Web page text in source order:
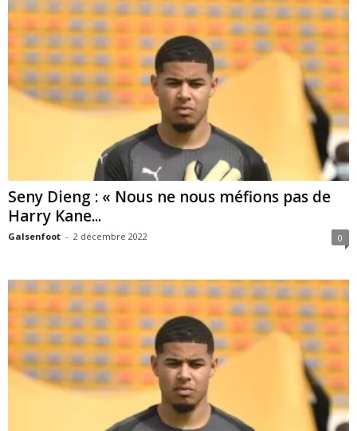
Seny Dieng : « Nous ne nous méfions pas de
Harry Kane...
Galsenfoot - 2 décembre 2022 0